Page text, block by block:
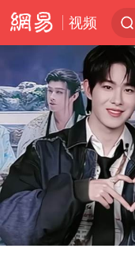
视频
Play
00:00